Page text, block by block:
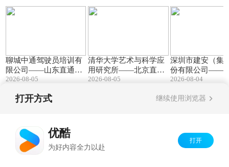
聊城中通驾驶员培训有
限公司——山东直通车
发布山东电视台播出
2026-08-05
清华大学艺术与科学应
用研究所——北京直通
车发布北京电视台播出
2026-08-05
深圳市建安（集
份有限公司——
焦点发布广东电
2026-08-04
打开方式 继续使用浏览器
优酷
为好内容全力以赴
打开